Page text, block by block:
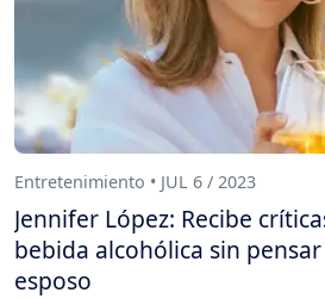
Entretenimiento • JUL 6 / 2023
Jennifer López: Recibe
bebida alcohólica sin
esposo